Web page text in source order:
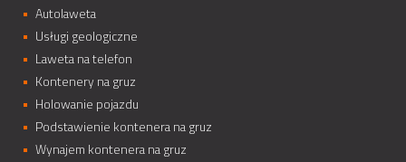
Autolaweta
Usługi geologiczne
Laweta na telefon
Kontenery na gruz
Holowanie pojazdu
Podstawienie kontenera na gruz
Wynajem kontenera na gruz